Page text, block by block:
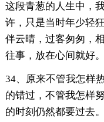
这段青葱的人生中，
许，只是当时年少轻
伴云晴，过客匆匆，
往事，放在心间就好
34、原来不管我怎样
的错过，不管我怎样
的时刻仍然都要过去